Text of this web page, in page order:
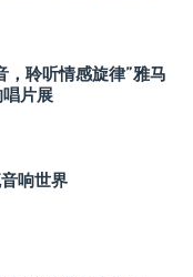
，聆听情感旋律”雅马
片展
响世界